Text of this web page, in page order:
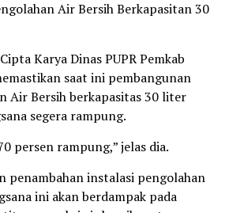
Air Bersih Berkapasitan 30
Karya Dinas PUPR Pemkab
saat ini pembangunan
Air Bersih berkapasitas 30 liter
segera rampung.
persen rampung,” jelas dia.
penambahan instalasi pengolahan
ini akan berdampak pada